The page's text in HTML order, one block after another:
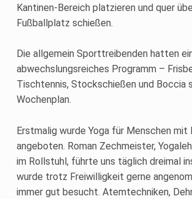
Kantinen-Bereich platzieren und quer
Fußballplatz schießen.
Die allgemein Sporttreibenden hatten
abwechslungsreiches Programm –
Tischtennis, Stockschießen und Boccia
Wochenplan.
Erstmalig wurde Yoga für Menschen mit
angeboten. Roman Zechmeister,
im Rollstuhl, führte uns täglich dreimal
wurde trotz Freiwilligkeit gerne
immer gut besucht. Atemtechniken,